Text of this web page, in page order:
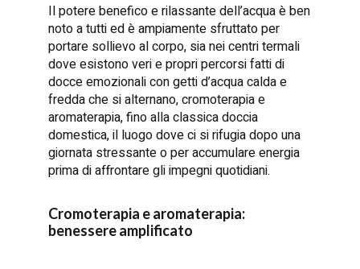
Il potere benefico e rilassante dell’acqua è ben
noto a tutti ed è ampiamente sfruttato per
portare sollievo al corpo, sia nei centri termali
dove esistono veri e propri percorsi fatti di
docce emozionali con getti d’acqua calda e
fredda che si alternano, cromoterapia e
aromaterapia, fino alla classica doccia
domestica, il luogo dove ci si rifugia dopo una
giornata stressante o per accumulare energia
prima di affrontare gli impegni quotidiani.
Cromoterapia e aromaterapia:
benessere amplificato